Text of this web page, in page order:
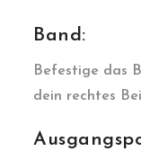
Band:
Befestige das
dein rechtes